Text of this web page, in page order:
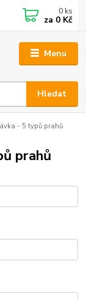
Menu
Hledat
0 ks
za 0 Kč
- 5 typů prahů
prahů